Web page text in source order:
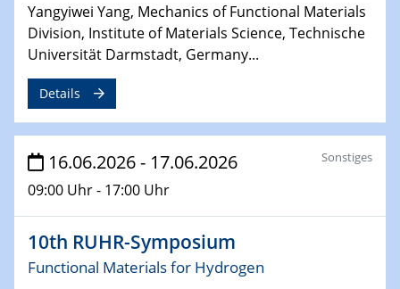
Yangyiwei Yang, Mechanics of Functional Materials
Division, Institute of Materials Science, Technische
Universität Darmstadt, Germany...
Details
16.06.2026 - 17.06.2026
09:00 Uhr - 17:00 Uhr
Sonstiges
10th RUHR-Symposium
Functional Materials for Hydrogen